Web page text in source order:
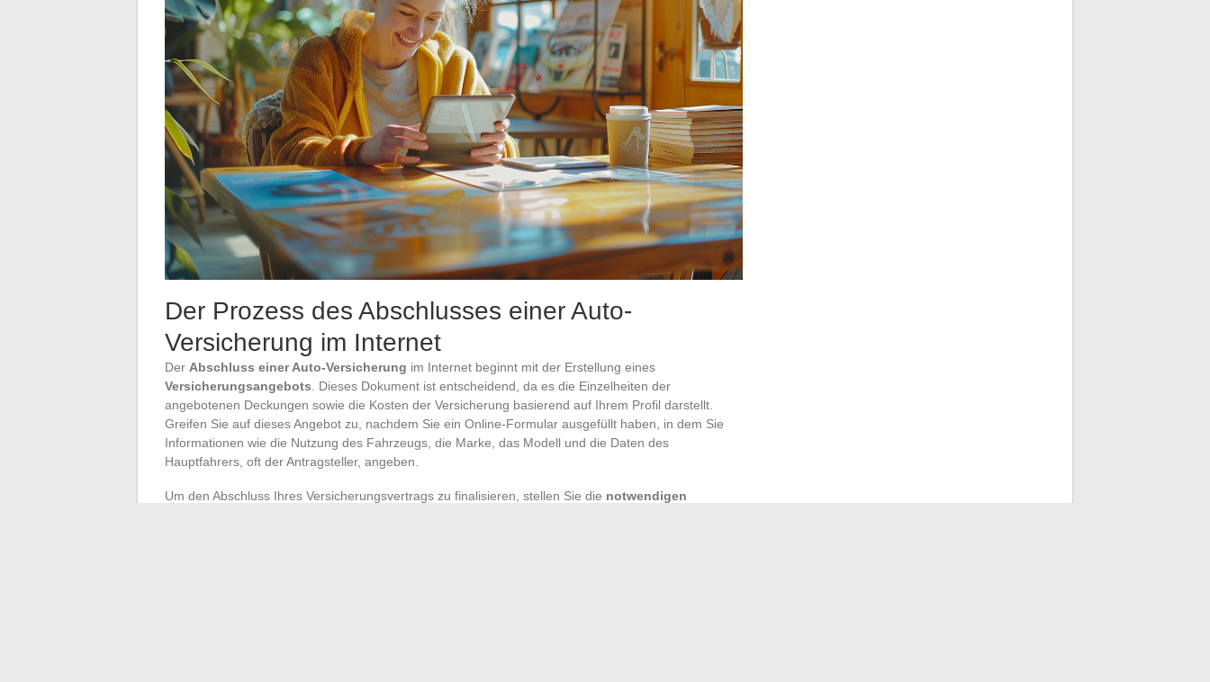
Der Prozess des Abschlusses einer Auto-
Versicherung im Internet
Der Abschluss einer Auto-Versicherung im Internet beginnt mit der Erstellung eines
Versicherungsangebots . Dieses Dokument ist entscheidend, da es die Einzelheiten der
angebotenen Deckungen sowie die Kosten der Versicherung basierend auf Ihrem Profil darstellt.
Greifen Sie auf dieses Angebot zu, nachdem Sie ein Online-Formular ausgefüllt haben, in dem Sie
Informationen wie die Nutzung des Fahrzeugs, die Marke, das Modell und die Daten des
Hauptfahrers, oft der Antragsteller, angeben.
Um den Abschluss Ihres Versicherungsvertrags zu finalisieren, stellen Sie die notwendigen